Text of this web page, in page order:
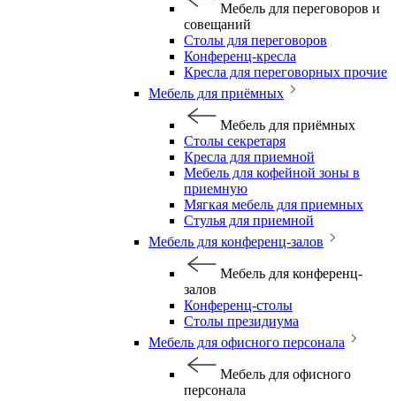
Мебель для переговоров и
совещаний
Столы для переговоров
Конференц-кресла
Кресла для переговорных прочие
Мебель для приёмных
Мебель для приёмных
Столы секретаря
Кресла для приемной
Мебель для кофейной зоны в
приемную
Мягкая мебель для приемных
Стулья для приемной
Мебель для конференц-залов
Мебель для конференц-
залов
Конференц-столы
Столы президиума
Мебель для офисного персонала
Мебель для офисного
персонала